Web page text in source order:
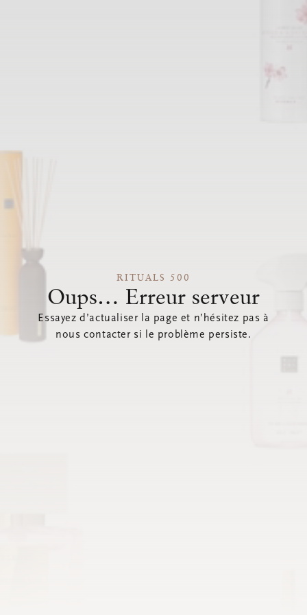
RITUALS 500
Oups… Erreur serveur
Essayez d’actualiser la page et n’hésitez pas à
nous contacter si le problème persiste.